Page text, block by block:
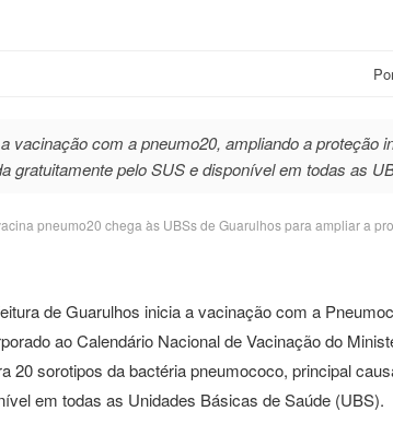
vacinação com a pneumo20, ampliando a proteção
gratuitamente pelo SUS e disponível em todas as
pneumo20 chega às UBSs de Guarulhos para ampliar a
de Guarulhos inicia a vacinação com a
ao Calendário Nacional de Vacinação do
20 sorotipos da bactéria pneumococo, principal
em todas as Unidades Básicas de Saúde (UBS).